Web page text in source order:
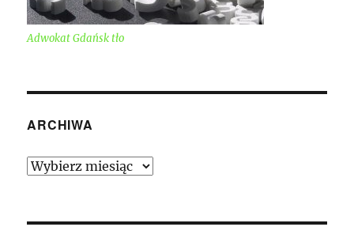
Adwokat Gdańsk tło
ARCHIWA
Archiwa